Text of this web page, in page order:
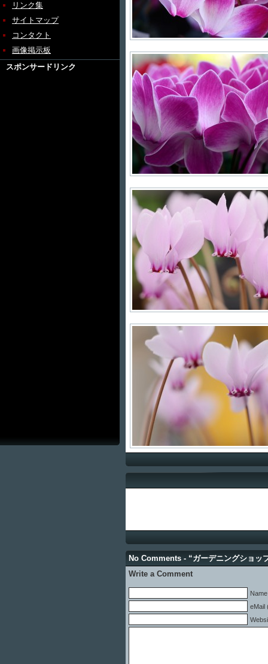
リンク集
サイトマップ
コンタクト
画像掲示板
スポンサードリンク
No Comments - “ガーデニングショッ
Write a Comment
eMail